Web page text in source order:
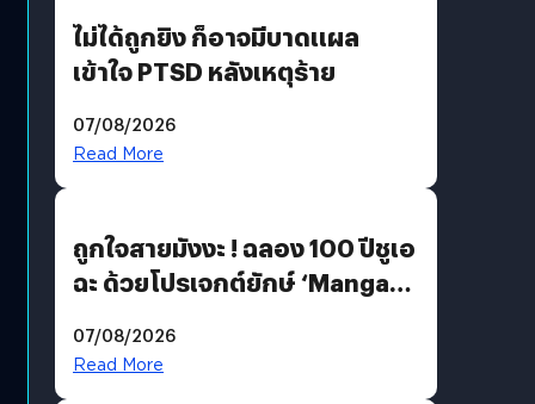
ไม่ได้ถูกยิง ก็อาจมีบาดแผล
เข้าใจ PTSD หลังเหตุร้าย
07/08/2026
Read More
ถูกใจสายมังงะ ! ฉลอง 100 ปีชูเอ
ฉะ ด้วยโปรเจกต์ยักษ์ ‘Manga
มีภาษาไทยด้วย
07/08/2026
Read More